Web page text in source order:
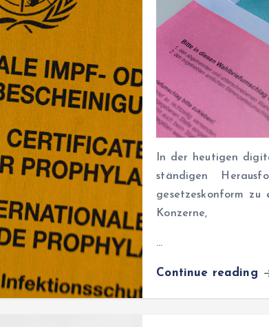
In der heutigen
ständigen
gesetzeskonform
Konzerne,
…
Continue reading